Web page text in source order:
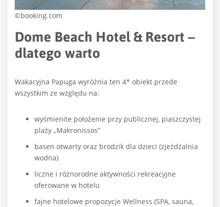
©booking.com
Dome Beach Hotel & Resort –
dlatego warto
Wakacyjna Papuga wyróżnia ten 4* obiekt przede
wszystkim ze względu na:
wyśmienite położenie przy publicznej, piaszczystej
plaży „Makronissos”
basen otwarty oraz brodzik dla dzieci (zjeżdżalnia
wodna)
liczne i różnorodne aktywności rekreacyjne
oferowane w hotelu
fajne hotelowe propozycje Wellness (SPA, sauna,